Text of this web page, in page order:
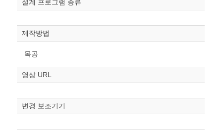
설계 프로그램 종류
제작방법
목공
영상 URL
변경 보조기기